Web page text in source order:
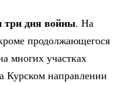
три дня войны. На
продолжающегося
многих участках
направлении